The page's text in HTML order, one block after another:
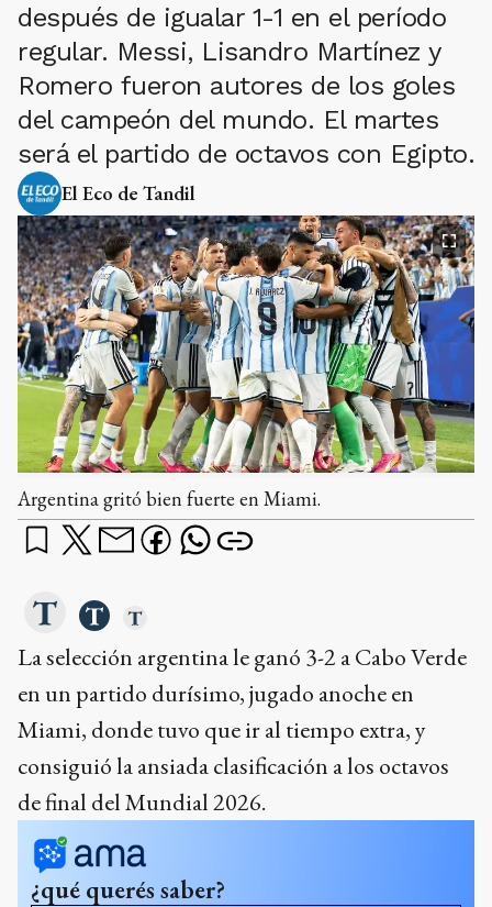
después de igualar 1-1 en el período
regular. Messi, Lisandro Martínez y
Romero fueron autores de los goles
del campeón del mundo. El martes
será el partido de octavos con Egipto.
El Eco de Tandil
Argentina gritó bien fuerte en Miami.
La selección argentina le ganó 3-2 a Cabo Verde
en un partido durísimo, jugado anoche en
Miami, donde tuvo que ir al tiempo extra, y
consiguió la ansiada clasificación a los octavos
de final del Mundial 2026.
¿qué querés saber?